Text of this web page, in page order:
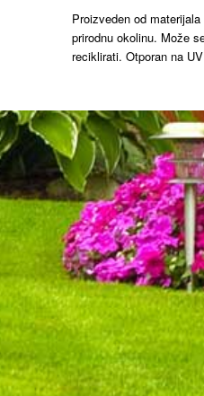
Proizveden od
prirodnu okolinu. Može
reciklirati. Otporan na